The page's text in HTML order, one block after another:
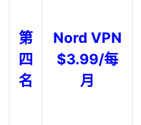
第
四
名
Nord VPN
$3.99/每
月